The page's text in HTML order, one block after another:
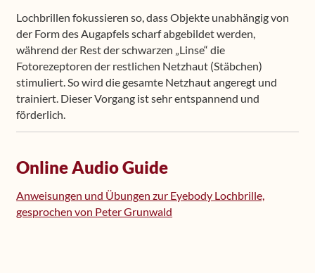
Lochbrillen fokussieren so, dass Objekte unabhängig von
der Form des Augapfels scharf abgebildet werden,
während der Rest der schwarzen „Linse“ die
Fotorezeptoren der restlichen Netzhaut (Stäbchen)
stimuliert. So wird die gesamte Netzhaut angeregt und
trainiert. Dieser Vorgang ist sehr entspannend und
förderlich.
Online Audio Guide
Anweisungen und Übungen zur Eyebody Lochbrille,
gesprochen von Peter Grunwald